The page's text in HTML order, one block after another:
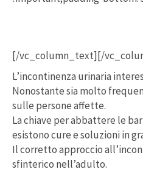
[/vc_column_text][/
L’incontinenza urinaria
Nonostante sia molto
sulle persone affette.
La chiave per abbattere le
esistono cure e soluzioni in
Il corretto approccio
sfinterico nell’adulto.